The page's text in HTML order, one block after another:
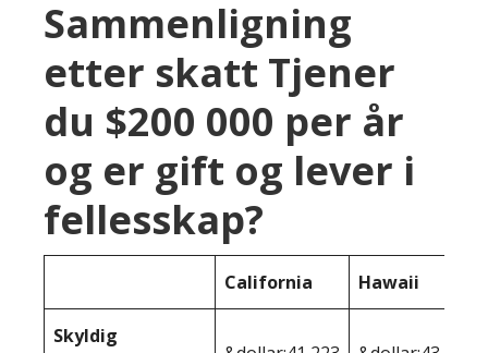
Sammenligning
etter skatt Tjener
du $200 000 per år
og er gift og lever i
fellesskap?
California Hawaii
Skyldig